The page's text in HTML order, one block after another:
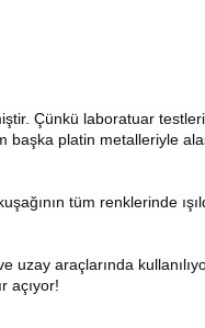
Çünkü laboratuar
platin metalleriyle
tüm renklerinde
araçlarında
açıyor!